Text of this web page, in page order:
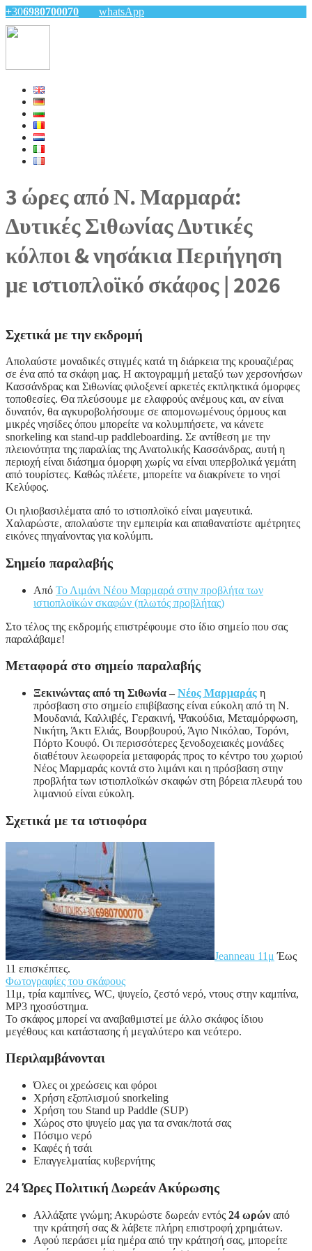
+306980700070 whatsApp
3 ώρες από Ν. Μαρμαρά:
Δυτικές Σιθωνίας Δυτικές
κόλποι & νησάκια Περιήγηση
με ιστιοπλοϊκό σκάφος | 2026
Σχετικά με την εκδρομή
Απολαύστε μοναδικές στιγμές κατά τη διάρκεια της κρουαζιέρας
σε ένα από τα σκάφη μας. Η ακτογραμμή μεταξύ των χερσονήσων
Κασσάνδρας και Σιθωνίας φιλοξενεί αρκετές εκπληκτικά όμορφες
τοποθεσίες. Θα πλεύσουμε με ελαφρούς ανέμους και, αν είναι
δυνατόν, θα αγκυροβολήσουμε σε απομονωμένους όρμους και
μικρές νησίδες όπου μπορείτε να κολυμπήσετε, να κάνετε
snorkeling και stand-up paddleboarding. Σε αντίθεση με την
πλειονότητα της παραλίας της Ανατολικής Κασσάνδρας, αυτή η
περιοχή είναι διάσημα όμορφη χωρίς να είναι υπερβολικά γεμάτη
από τουρίστες. Καθώς πλέετε, μπορείτε να διακρίνετε το νησί
Κελύφος.
Οι ηλιοβασιλέματα από το ιστιοπλοϊκό είναι μαγευτικά.
Χαλαρώστε, απολαύστε την εμπειρία και απαθανατίστε αμέτρητες
εικόνες πηγαίνοντας για κολύμπι.
Σημείο παραλαβής
Από Το Λιμάνι Νέου Μαρμαρά στην προβλήτα των
ιστιοπλοϊκών σκαφών (πλωτός προβλήτας)
Στο τέλος της εκδρομής επιστρέφουμε στο ίδιο σημείο που σας
παραλάβαμε!
Μεταφορά στο σημείο παραλαβής
Ξεκινώντας από τη Σιθωνία –Νέος Μαρμαράς η
πρόσβαση στο σημείο επιβίβασης είναι εύκολη από τη Ν.
Μουδανιά, Καλλιβές, Γερακινή, Ψακούδια, Μεταμόρφωση,
Νικήτη, Άκτι Ελιάς, Βουρβουρού, Άγιο Νικόλαο, Τορόνι,
Πόρτο Κουφό. Οι περισσότερες ξενοδοχειακές μονάδες
διαθέτουν λεωφορεία μεταφοράς προς το κέντρο του χωριού
Νέος Μαρμαράς κοντά στο λιμάνι και η πρόσβαση στην
προβλήτα των ιστιοπλοϊκών σκαφών στη βόρεια πλευρά του
λιμανιού είναι εύκολη.
Σχετικά με τα ιστιοφόρα
Jeanneau 11μ Έως
11 επισκέπτες.
Φωτογραφίες του σκάφους
11μ, τρία καμπίνες, WC, ψυγείο, ζεστό νερό, ντους στην καμπίνα,
MP3 ηχοσύστημα.
Το σκάφος μπορεί να αναβαθμιστεί με άλλο σκάφος ίδιου
μεγέθους και κατάστασης ή μεγαλύτερο και νεότερο.
Περιλαμβάνονται
Όλες οι χρεώσεις και φόροι
Χρήση εξοπλισμού snorkeling
Χρήση του Stand up Paddle (SUP)
Χώρος στο ψυγείο μας για τα σνακ/ποτά σας
Πόσιμο νερό
Καφές ή τσάι
Επαγγελματίας κυβερνήτης
24 Ώρες Πολιτική Δωρεάν Ακύρωσης
Αλλάξατε γνώμη; Ακυρώστε δωρεάν εντός 24 ωρών από
την κράτησή σας & λάβετε πλήρη επιστροφή χρημάτων.
Αφού περάσει μία ημέρα από την κράτησή σας, μπορείτε